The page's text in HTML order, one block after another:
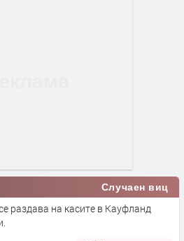
Случаен виц
раздава на касите в Кауфланд